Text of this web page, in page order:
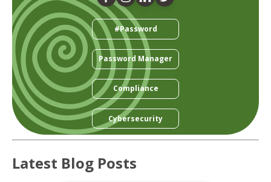
#Password
Password Manager
Compliance
Cybersecurity
Latest Blog Posts